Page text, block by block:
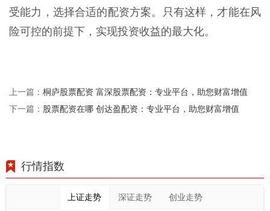
受能力，选择合适的配资方案。只有这样，才能在风
险可控的前提下，实现投资收益的最大化。
上一篇： 桐庐股票配资 富深股票配资：专业平台，助您财富增值
下一篇： 股票配资在哪 创达盈配资：专业平台，助您财富增值
行情指数
上证走势 深证走势 创业走势